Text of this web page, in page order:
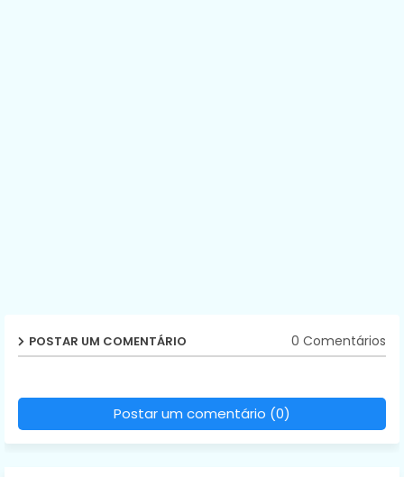
POSTAR UM COMENTÁRIO 0 Comentários
Postar um comentário (0)